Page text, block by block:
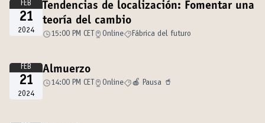
FEB
21
2024
Tendencias de localización: Fomentar una
teoría del cambio
15:00 PM CET Online Fábrica del futuro
FEB
21
2024
Almuerzo
14:00 PM CET Online 🍎 Pausa 🥤